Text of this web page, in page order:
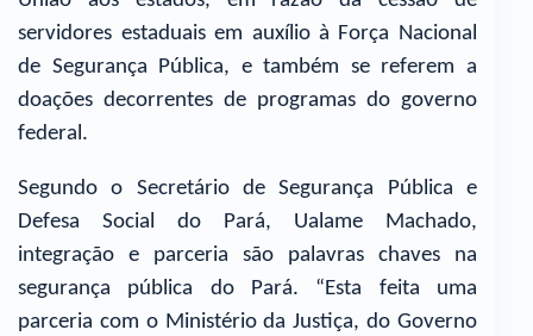
servidores estaduais em auxílio à Força Nacional
de Segurança Pública, e também se referem a
doações decorrentes de programas do governo
federal.
Segundo o Secretário de Segurança Pública e
Defesa Social do Pará, Ualame Machado,
integração e parceria são palavras chaves na
segurança pública do Pará. “Esta feita uma
parceria com o Ministério da Justiça, do Governo